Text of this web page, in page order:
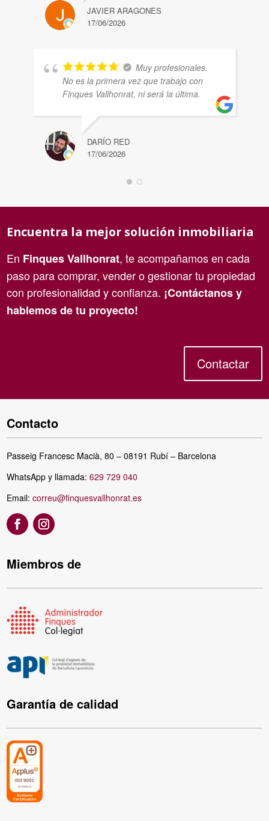
JAVIER ARAGONES
17/06/2026
Muy profesionales.
No es la primera vez que trabajo con
Finques Vallhonrat, ni será la última.
DARÍO RED
17/06/2026
Encuentra la mejor solución inmobiliaria
En Finques Vallhonrat, te acompañamos en cada
paso para comprar, vender o gestionar tu propiedad
con profesionalidad y confianza. ¡Contáctanos y
hablemos de tu proyecto!
Contactar
Contacto
Passeig Francesc Macià, 80 – 08191 Rubí – Barcelona
WhatsApp y llamada:629 729 040
Email:correu@finquesvallhonrat.es
Miembros de
Garantía de calidad